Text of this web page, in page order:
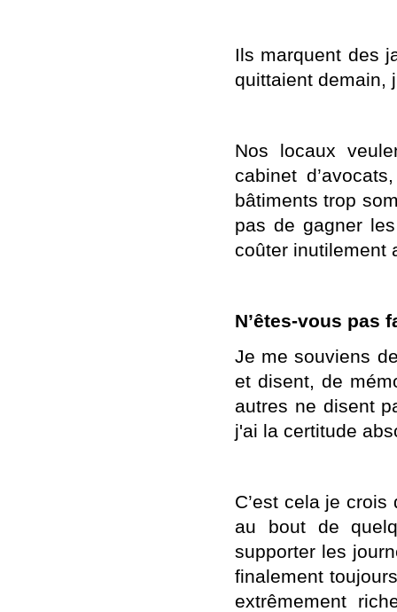
Ils marquent des
quittaient demain,
Nos locaux
cabinet
bâtiments trop
pas de gagner
coûter inutilement
N’êtes-vous pas
Je me souviens
et disent, de
autres ne disent
j'ai la certitude
C’est cela je
au bout de
supporter les
finalement
extrêmement